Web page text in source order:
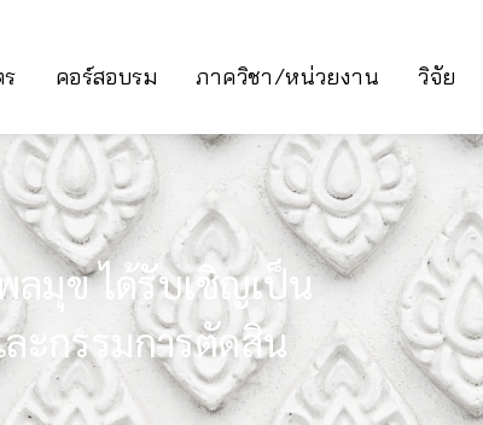
คอร์สอบรม ภาควิชา/หน่วยงาน วิจัย
ลมุข ได้รับเชิญเป็น
ะกรรมการตัดสิน